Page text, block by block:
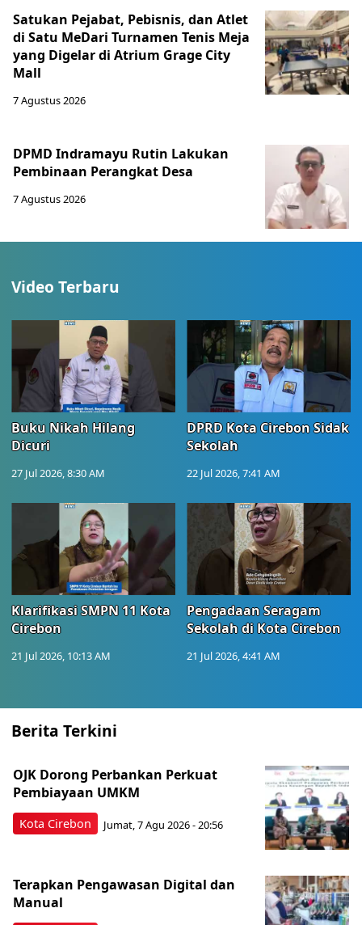
Satukan Pejabat, Pebisnis, dan Atlet
di Satu MeDari Turnamen Tenis Meja
yang Digelar di Atrium Grage City
Mall
7 Agustus 2026
DPMD Indramayu Rutin Lakukan
Pembinaan Perangkat Desa
7 Agustus 2026
Video Terbaru
Buku Nikah Hilang
Dicuri
27 Jul 2026, 8:30 AM
DPRD Kota Cirebon Sidak
Sekolah
22 Jul 2026, 7:41 AM
Klarifikasi SMPN 11 Kota
Cirebon
21 Jul 2026, 10:13 AM
Pengadaan Seragam
Sekolah di Kota Cirebon
21 Jul 2026, 4:41 AM
Berita Terkini
Kota Cirebon
OJK Dorong Perbankan Perkuat
Pembiayaan UMKM
Jumat, 7 Agu 2026 - 20:56
Terapkan Pengawasan Digital dan
Manual